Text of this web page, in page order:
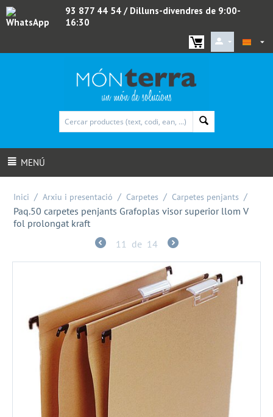
WhatsApp
93 877 44 54 / Dilluns-divendres de 9:00-
16:30
MENÚ
Inici / Arxiu i presentació / Carpetes / Carpetes penjants /
Paq.50 carpetes penjants Grafoplas visor superior llom V
fol prolongat kraft
11
de 14